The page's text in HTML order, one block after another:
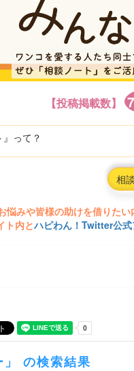
【投稿掲載数】
』って？
相
悩みや皆様の助けを借りた
ト内とハピわん！Twitter公式
の検索結果